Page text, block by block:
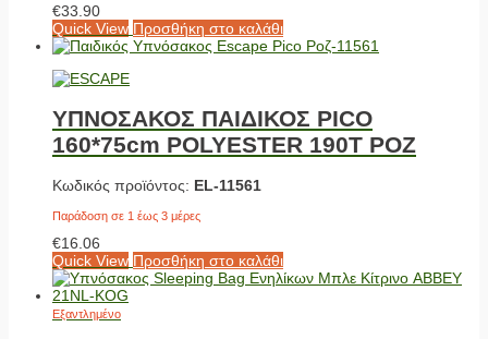
€33.90
Quick View Προσθήκη στο καλάθι
ΥΠΝΟΣΑΚΟΣ ΠΑΙΔΙΚΟΣ PICO
160*75cm POLYESTER 190T ΡΟΖ
Κωδικός προϊόντος: EL-11561
Παράδοση σε 1 έως 3 μέρες
€16.06
Quick View Προσθήκη στο καλάθι
Εξαντλημένο